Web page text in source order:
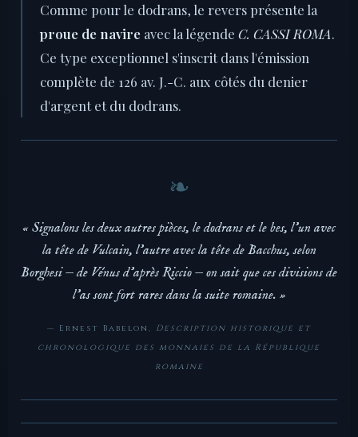
Comme pour le dodrans, le revers présente la
proue de navire avec la légende C. CASSI ROMA.
Ce type exceptionnel s'inscrit dans l'émission
complète de 126 av. J.-C. aux côtés du denier
d'argent et du dodrans.
« Signalons les deux autres pièces, le dodrans et le bes, l'un avec
la tête de Vulcain, l'autre avec la tête de Bacchus, selon
Borghesi — de Vénus d'après Riccio — on sait que ces divisions de
l'as sont fort rares dans la suite romaine. »
— Ernest Babelon, Description historique et
chronologique des monnaies de la République
romaine